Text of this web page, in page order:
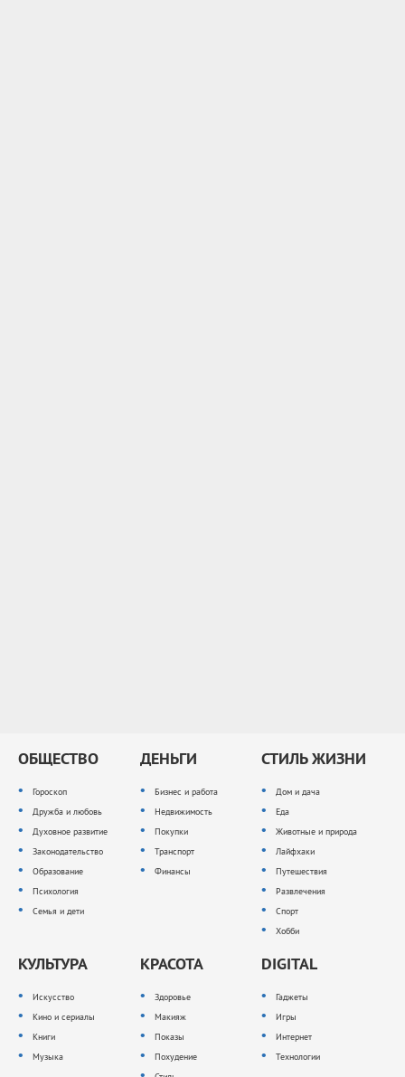
ОБЩЕСТВО
Гороскоп
Дружба и любовь
Духовное развитие
Законодательство
Образование
Психология
Семья и дети
ДЕНЬГИ
Бизнес и работа
Недвижимость
Покупки
Транспорт
Финансы
СТИЛЬ ЖИЗНИ
Дом и дача
Еда
Животные и природа
Лайфхаки
Путешествия
Развлечения
Спорт
Хобби
КУЛЬТУРА
Искусство
Кино и сериалы
Книги
Музыка
КРАСОТА
Здоровье
Макияж
Показы
Похудение
DIGITAL
Гаджеты
Игры
Интернет
Технологии